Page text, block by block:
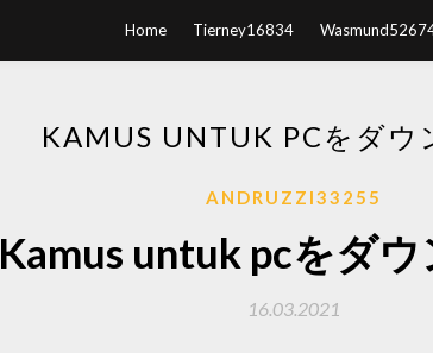
Home Tierney16834
KAMUS UNTUK PCをダウ
ANDRUZZI33255
Kamus untuk pcをダ
16.03.2021